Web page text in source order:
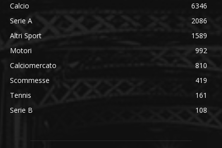
Calcio
6346
Serie A
2086
Altri Sport
1589
Motori
992
Calciomercato
810
Scommesse
419
Tennis
161
Serie B
108